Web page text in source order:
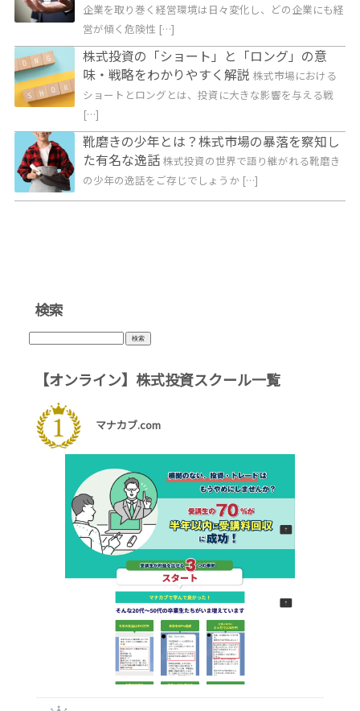
企業を取り巻く経営環境は日々変化し、どの企業にも経
営が傾く危険性 […]
株式投資の「ショート」と「ロング」の意
味・戦略をわかりやすく解説 株式市場における
ショートとロングとは、投資に大きな影響を与える戦
[…]
靴磨きの少年とは？株式市場の暴落を察知し
た有名な逸話 株式投資の世界で語り継がれる靴磨き
の少年の逸話をご存じでしょうか […]
検索
索:
【オンライン】株式投資スクール一覧
マナカブ.com